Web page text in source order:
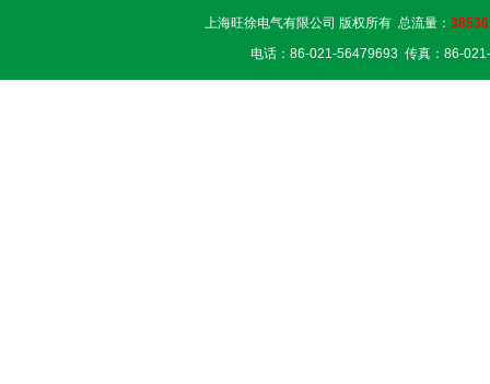
上海旺徐电气有限公司 版权所有 总流量：
电话：86-021-56479693 传真：86-